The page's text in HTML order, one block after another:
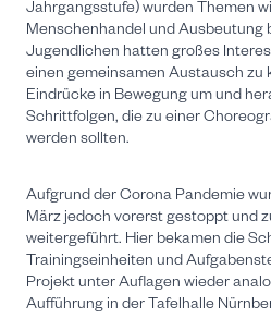
Jahrgangsstufe) wurden Themen
Menschenhandel und Ausbeutung
Jugendlichen hatten großes
einen gemeinsamen Austausch zu
Eindrücke in Bewegung um und
Schrittfolgen, die zu einer
werden sollten.
Aufgrund der Corona Pandemie
März jedoch vorerst gestoppt und
weitergeführt. Hier bekamen die
Trainingseinheiten und
Projekt unter Auflagen wieder
Aufführung in der Tafelhalle